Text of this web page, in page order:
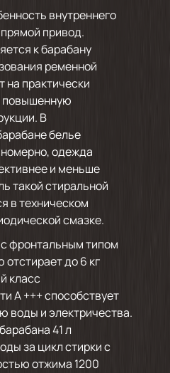
внутреннего
привод.
к барабану
ременной
на практически
повышенную
В
белье
одежда
и меньше
такой стиральной
в техническом
смазке.
фронтальным типом
отстирает до 6 кг
класс
А +++ способствует
воды и электричества.
41 л
за цикл стирки с
отжима 1200